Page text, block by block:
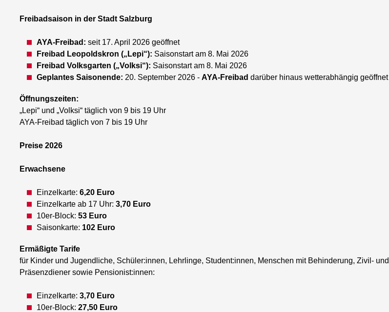
Freibadsaison in der Stadt Salzburg
AYA-Freibad: seit 17. April 2026 geöffnet
Freibad Leopoldskron („Lepi“): Saisonstart am 8. Mai 2026
Freibad Volksgarten („Volksi“): Saisonstart am 8. Mai 2026
Geplantes Saisonende: 20. September 2026 -AYA-Freibad darüber hinaus wetterabhängig geöffnet
Öffnungszeiten:
„Lepi“ und „Volksi“ täglich von 9 bis 19 Uhr
AYA-Freibad täglich von 7 bis 19 Uhr
Preise 2026
Erwachsene
Einzelkarte:6,20 Euro
Einzelkarte ab 17 Uhr:3,70 Euro
10er-Block:53 Euro
Saisonkarte: 102 Euro
Ermäßigte Tarife
für Kinder und Jugendliche, Schüler:innen, Lehrlinge, Student:innen, Menschen mit Behinderung, Zivil- und
Präsenzdiener sowie Pensionist:innen:
Einzelkarte:3,70 Euro
10er-Block:27,50 Euro